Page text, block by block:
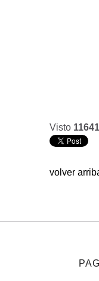
Visto 11641
volver